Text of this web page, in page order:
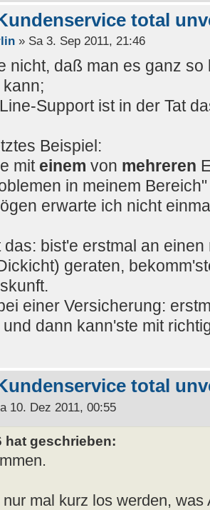
total
» Sa 3. Sep 2011, 21:46
nicht, daß man es ganz so
Support ist in der Tat
Beispiel:
mit einem von mehreren
in meinem
erwarte ich nicht
bist'e erstmal an einen
geraten,
einer Versicherung:
dann kann'ste mit
total
10. Dez 2011, 00:55
hat geschrieben:
mal kurz los werden, was